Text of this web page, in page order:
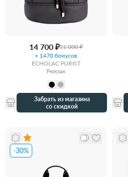
14 700 ₽21 000 ₽
+ 1470 бонусов
ECHOLAC PURIST
Рюкзак
Забрать из магазина
со скидкой
-30%